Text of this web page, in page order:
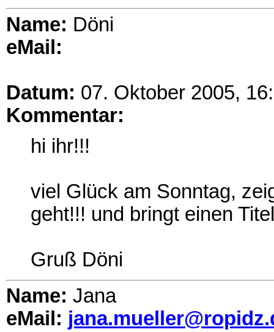
Name: Döni
eMail:
Datum: 07. Oktober 2005,
Kommentar:
hi ihr!!!
viel Glück am Sonntag,
geht!!! und bringt einen
Gruß Döni
Name: Jana
eMail: